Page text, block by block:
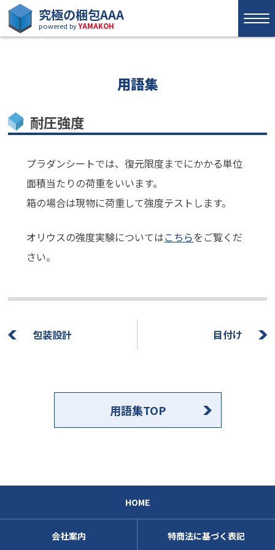
究極の梱包AAA
powered byYAMAKOH
用語集
耐圧強度
プラダンシートでは、復元限度までにかかる単位
面積当たりの荷重をいいます。
箱の場合は現物に荷重して強度テストします。
オリウスの強度実験についてはこちらをご覧くだ
さい。
包装設計 目付け
用語集TOP
HOME
会社案内 特商法に基づく表記